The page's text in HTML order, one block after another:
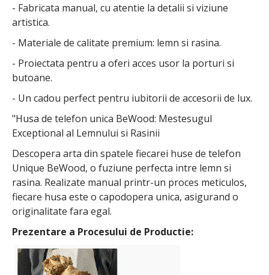
- Fabricata manual, cu atentie la detalii si viziune
artistica.
- Materiale de calitate premium: lemn si rasina.
- Proiectata pentru a oferi acces usor la porturi si
butoane.
- Un cadou perfect pentru iubitorii de accesorii de lux.
"Husa de telefon unica BeWood: Mestesugul
Exceptional al Lemnului si Rasinii
Descopera arta din spatele fiecarei huse de telefon
Unique BeWood, o fuziune perfecta intre lemn si
rasina. Realizate manual printr-un proces meticulos,
fiecare husa este o capodopera unica, asigurand o
originalitate fara egal.
Prezentare a Procesului de Productie: